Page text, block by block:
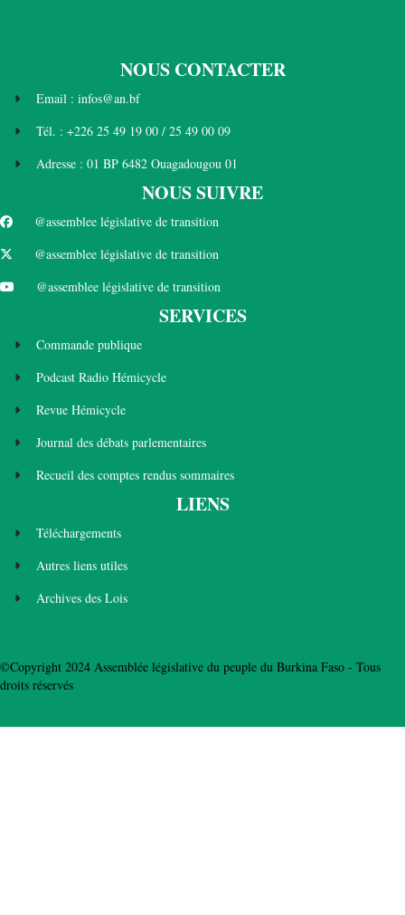
NOUS CONTACTER
Email : infos@an.bf
Tél. : +226 25 49 19 00 / 25 49 00 09
Adresse : 01 BP 6482 Ouagadougou 01
NOUS SUIVRE
@assemblee législative de transition
@assemblee législative de transition
@assemblee législative de transition
SERVICES
Commande publique
Podcast Radio Hémicycle
Revue Hémicycle
Journal des débats parlementaires
Recueil des comptes rendus sommaires
LIENS
Téléchargements
Autres liens utiles
Archives des Lois
©Copyright 2024 Assemblée législative du peuple du Burkina Faso - Tous
droits réservés